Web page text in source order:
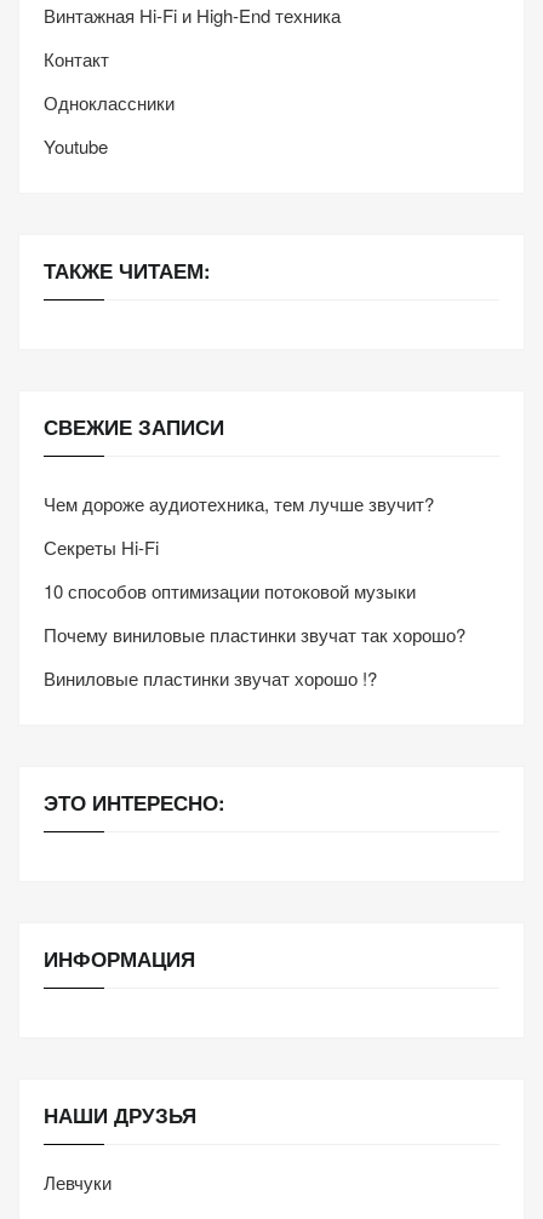
Винтажная Hi-Fi и High-End техника
Контакт
Одноклассники
Youtube
ТАКЖЕ ЧИТАЕМ:
СВЕЖИЕ ЗАПИСИ
Чем дороже аудиотехника, тем лучше звучит?
Секреты Hi-Fi
10 способов оптимизации потоковой музыки
Почему виниловые пластинки звучат так хорошо?
Виниловые пластинки звучат хорошо !?
ЭТО ИНТЕРЕСНО:
ИНФОРМАЦИЯ
НАШИ ДРУЗЬЯ
Левчуки